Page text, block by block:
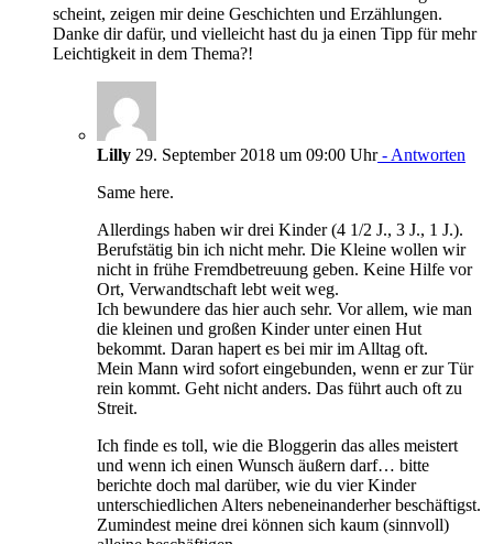
scheint, zeigen mir deine Geschichten und Erzählungen.
Danke dir dafür, und vielleicht hast du ja einen Tipp für mehr
Leichtigkeit in dem Thema?!
Lilly 29. September 2018 um 09:00 Uhr- Antworten
Same here.
Allerdings haben wir drei Kinder (4 1/2 J., 3 J., 1 J.).
Berufstätig bin ich nicht mehr. Die Kleine wollen wir
nicht in frühe Fremdbetreuung geben. Keine Hilfe vor
Ort, Verwandtschaft lebt weit weg.
Ich bewundere das hier auch sehr. Vor allem, wie man
die kleinen und großen Kinder unter einen Hut
bekommt. Daran hapert es bei mir im Alltag oft.
Mein Mann wird sofort eingebunden, wenn er zur Tür
rein kommt. Geht nicht anders. Das führt auch oft zu
Streit.
Ich finde es toll, wie die Bloggerin das alles meistert
und wenn ich einen Wunsch äußern darf… bitte
berichte doch mal darüber, wie du vier Kinder
unterschiedlichen Alters nebeneinanderher beschäftigst.
Zumindest meine drei können sich kaum (sinnvoll)